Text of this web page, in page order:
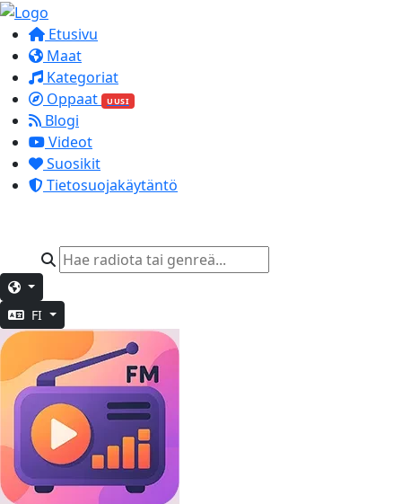
Etusivu
Maat
Kategoriat
Oppaat
UUSI
Blogi
Videot
Suosikit
Tietosuojakäytäntö
FI